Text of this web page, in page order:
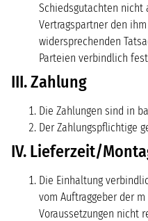
Schiedsgutachten nicht
Vertragspartner den
widersprechenden
Parteien verbindlich
III. Zahlung
Die Zahlungen sind in
Der Zahlungspflichtige
IV. Lieferzeit/
Die Einhaltung
vom Auftraggeber der
Voraussetzungen nicht